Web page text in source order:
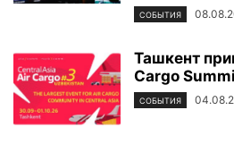
СОБЫТИЯ
Ташкент
Cargo
СОБЫТИЯ